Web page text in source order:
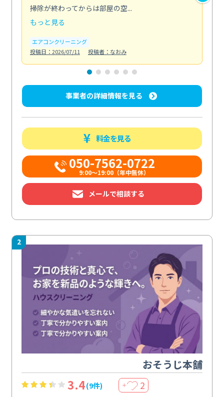
掃除が終わってからは部屋の空...
もっと見る
エアコンクリーニング
投稿日：2026/07/11
投稿者：なおみ
事業者の詳細情報を見る
料金を見る
050-7562-0722
9:00～19:00（年中無休）
メールで相談する
2
おそうじ本舗
3.4(9件) ＋ 2